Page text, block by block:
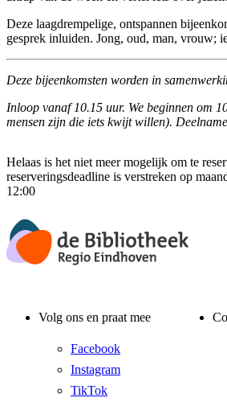
Deze laagdrempelige, ontspannen
gesprek inluiden. Jong, oud, man, vrouw;
Deze bijeenkomsten worden in
Inloop vanaf 10.15 uur. We beginnen om
mensen zijn die iets kwijt willen).
Helaas is het niet meer mogelijk om te
reserveringsdeadline is verstreken op
12:00
Volg ons en praat mee
Facebook
Instagram
TikTok